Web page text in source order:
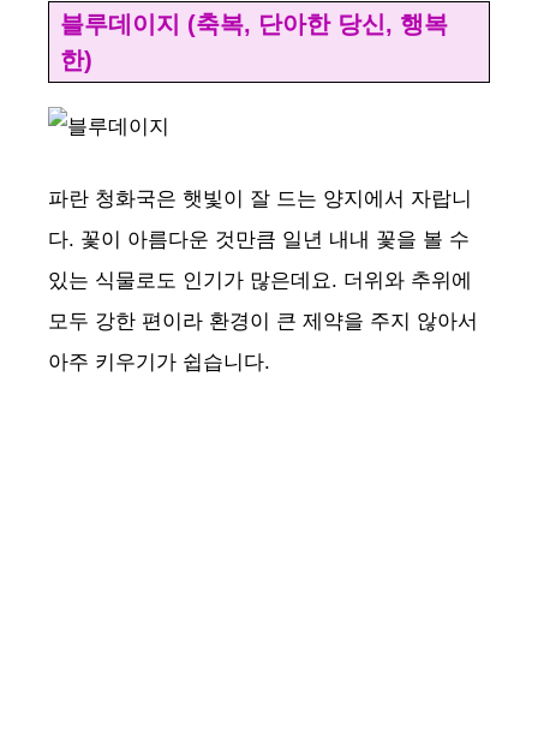
y
V
d
e
o
블루데이지 (축복, 단아한 당신, 행복
한)
파란 청화국은 햇빛이 잘 드는 양지에서 자랍니
다. 꽃이 아름다운 것만큼 일년 내내 꽃을 볼 수
있는 식물로도 인기가 많은데요. 더위와 추위에
모두 강한 편이라 환경이 큰 제약을 주지 않아서
아주 키우기가 쉽습니다.